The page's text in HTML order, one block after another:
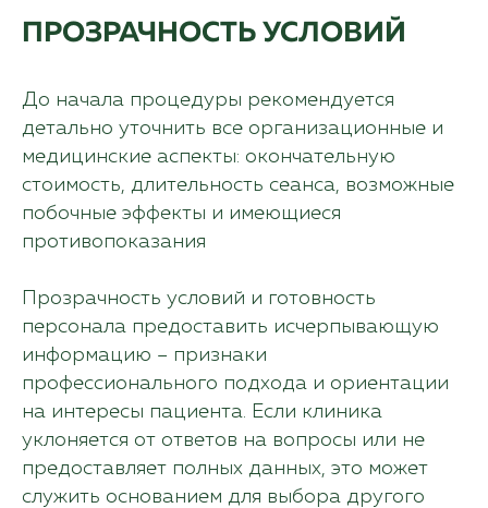
ПРОЗРАЧНОСТЬ УСЛОВИЙ
До начала процедуры рекомендуется
детально уточнить все организационные и
медицинские аспекты: окончательную
стоимость, длительность сеанса, возможные
побочные эффекты и имеющиеся
противопоказания
Прозрачность условий и готовность
персонала предоставить исчерпывающую
информацию – признаки
профессионального подхода и ориентации
на интересы пациента. Если клиника
уклоняется от ответов на вопросы или не
предоставляет полных данных, это может
служить основанием для выбора другого
Остались вопросы?